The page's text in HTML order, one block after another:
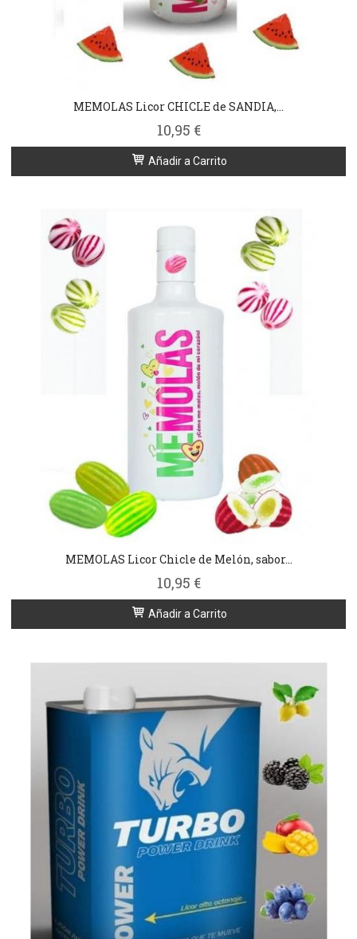
MEMOLAS Licor CHICLE de SANDIA,...
10,95 €
Añadir a Carrito
MEMOLAS Licor Chicle de Melón, sabor...
10,95 €
Añadir a Carrito